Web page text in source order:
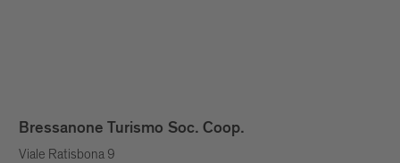
Bressanone Turismo Soc. Coop.
Viale Ratisbona 9